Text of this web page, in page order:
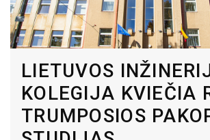
LIETUVOS
KOLEGIJA KVIEČIA
TRUMPOSIOS